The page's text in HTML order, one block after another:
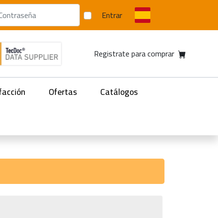
Entrar
Registrate para comprar
Ofertas
Catálogos